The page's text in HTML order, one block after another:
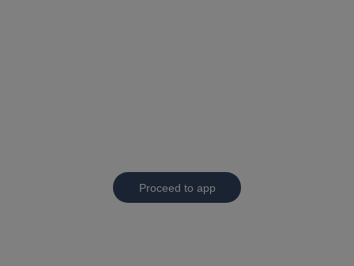
Proceed to app